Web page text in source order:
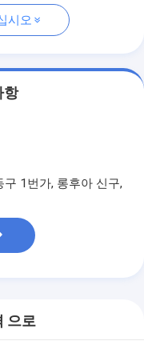
시오
항
1번가, 롱후아 신구,
으로